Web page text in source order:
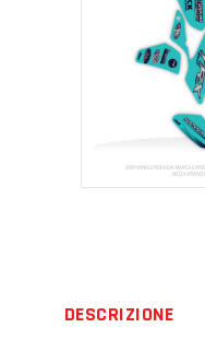
DESCRIZIONE